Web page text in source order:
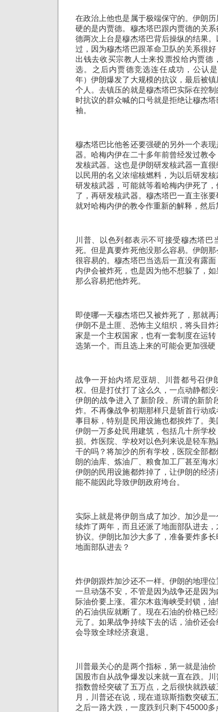
在政治上他也是属于极端保守的。伊朗
硬的是内贾德。穆杰塔巴跟内贾德的关
德两次上台是穆杰塔巴背后操纵的结果
过，因为穆杰塔巴跟革命卫队的关系很
出钱去收买宗教人士来投票投给内贾德
选。之后内贾德竞选连任成功，公认
年）伊朗爆发了大规模的抗议，最后被
个人。去镇压的就是穆杰塔巴实际在控
时抗议的群众喊的口号就是拒绝让穆杰
袖。
穆杰塔巴比他爸还要强硬的另外一个表
器。哈梅内伊在二十多年前曾经发过教
发核武器。这也是伊朗研发核武器一直
以民用的名义浓缩核燃料，为以后研发
研发核武器，可能就等着哈梅内伊死了
了，再研发核武器。穆杰塔巴一直主张
就对哈梅内伊的教令作重新的解释，然
川普、以色列都表示不可接受穆杰塔巴
死。但是真要炸死他没那么容易。伊朗
很容易的。穆杰塔巴当选后一直没有露
内伊会被炸死，也是因为他不想躲了，
那么容易把他炸死。
即使哪一天穆杰塔巴又被炸死了，那就
伊朗不是土匪、恐怖主义组织，将头目
家是一个主权国家，也有一套制度在运
选第一个。而且选上来的可能会更加强
战争一开始内塔尼亚胡、川普都号召伊
权。但是打仗打了这么久，一点动静都
伊朗的战争进入了新阶段。所谓的新阶
炸。不再像战争初期那样只是斩首行动
事目标，特别是民用设施也都挨炸了。
伊朗一万多处民用建筑，包括几十所学
损。炸医院、学校对以色列来说是轻车
干的吗？将加沙的所有学校，医院全部
朗的油库、炼油厂、粮食加工厂甚至海
伊朗的民用设施都炸掉了，让伊朗的经
能不能因此导致伊朗政府垮台。
实际上就是将伊朗当成了加沙。加沙是
续炸了两年，而且还派了地面部队进去
协议。伊朗比加沙大多了，准备要炸多
地面部队进去？
炸伊朗跟炸加沙还不一样。伊朗的地理
一旦动荡不安，不管是因为战争还是因
际油价要上涨。霍尔木兹海峡受封锁，
的石油供应就断了。现在石油的价格已
元了。如果战争持续下去的话，油价还
会导致全球经济衰退。
川普最关心的是两个指标，第一就是油
国股市自从战争爆发以来就一直在跌。
指数曾经突破了五万点，之后很快就跌
月，川普还在说，现在道琼斯指数突破
之后一路大跌，一度跌到只剩下45000